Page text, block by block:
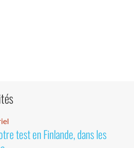
test en Finlande, dans les